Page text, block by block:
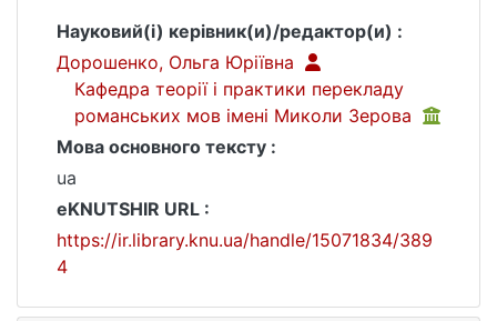
Науковий(і) керівник(и)/редактор(и) :
Дорошенко, Ольга Юріївна
Кафедра теорії і практики перекладу
романських мов імені Миколи Зерова
Мова основного тексту :
ua
eKNUTSHIR URL :
https://ir.library.knu.ua/handle/15071834/389
4